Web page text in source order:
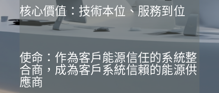
核心價值：技術本位、服務到位
使命：作為客戶能源信任的系統整
合商，成為客戶系統信賴的能源供
應商